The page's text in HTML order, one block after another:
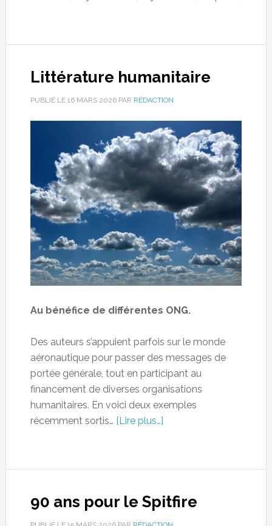
Littérature humanitaire
PUBLIÉ LE 16 MARS 2026PAR RÉDACTION
Au bénéfice de différentes ONG.
Des auteurs s’appuient parfois sur le monde
aéronautique pour passer des messages de
portée générale, tout en participant au
financement de diverses organisations
humanitaires. En voici deux exemples
récemment sortis… [Lire plus…]
90 ans pour le Spitfire